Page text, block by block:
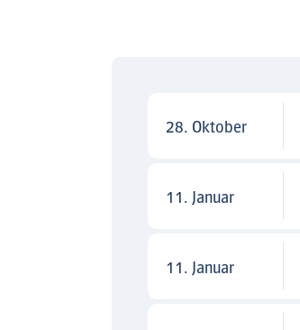
28. Oktober
11. Januar
11. Januar